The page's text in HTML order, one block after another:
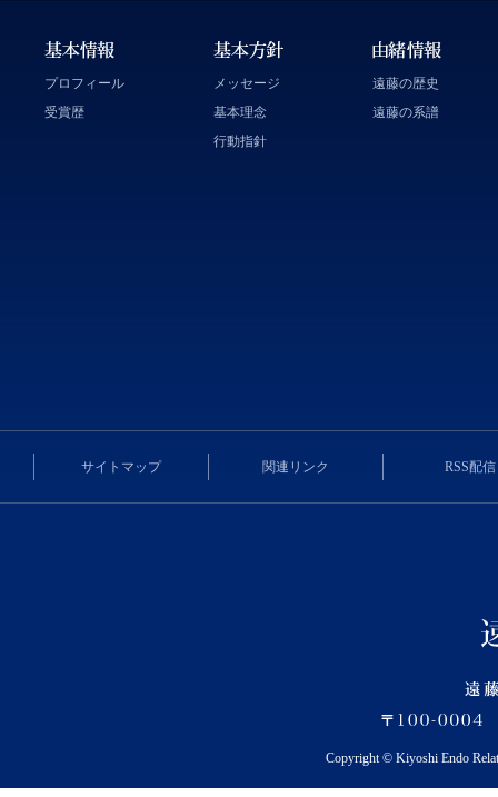
プロフィール
受賞歴
メッセージ
基本理念
行動指針
遠藤の歴史
遠藤の系譜
サイトマップ 関連リンク RSS配信
Copyright © Kiyoshi Endo